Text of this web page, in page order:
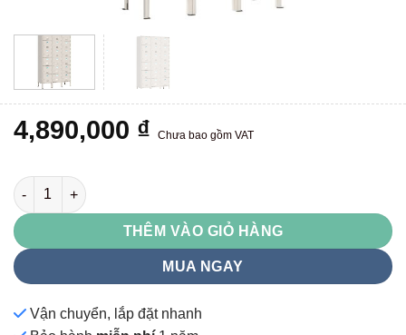
4,890,000 ₫ Chưa bao gồm VAT
TU996-3K số lượng
THÊM VÀO GIỎ HÀNG
MUA NGAY
Vận chuyển, lắp đặt nhanh